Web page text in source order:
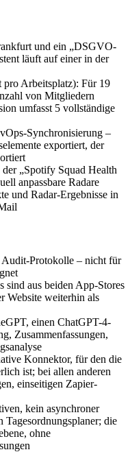
und ein „DSGVO-
läuft auf einer in der
pro Arbeitsplatz): Für 19
von Mitgliedern
umfasst 5 vollständige
Synchronisierung –
exportiert, der
„Spotify Squad Health
anpassbare Radare
und Radar-Ergebnisse in
Protokolle – nicht für
aus beiden App-Stores
Website weiterhin als
einen ChatGPT-4-
Zusammenfassungen,
Konnektor, für den die
ist; bei allen anderen
einseitigen Zapier-
kein asynchroner
die
ohne